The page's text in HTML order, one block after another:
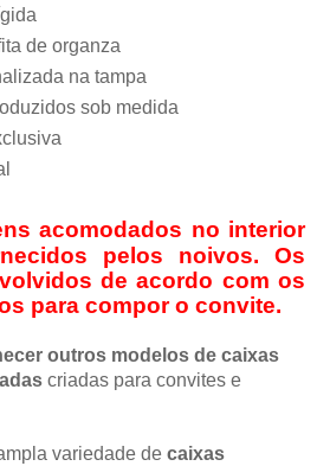
de organza
na tampa
sob medida
acomodados no interior
pelos noivos. Os
de acordo com os
para compor o convite.
outros modelos de caixas
criadas para convites e
variedade de caixas